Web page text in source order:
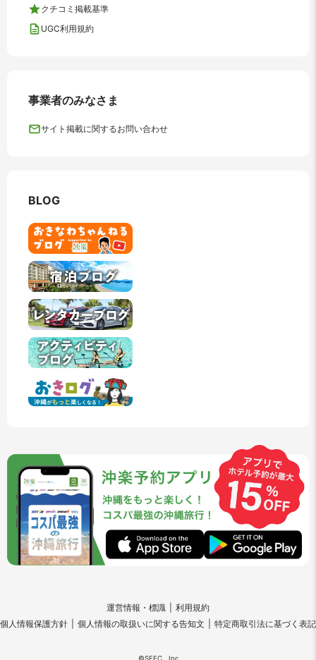
クチコミ掲載基準
UGC利用規約
事業者のみなさま
サイト掲載に関するお問い合わせ
BLOG
運営情報・標識
利用規約
個人情報保護方針
個人情報の取扱いに関する告知文 特定商取引法に基づく表記
©SEEC . Inc